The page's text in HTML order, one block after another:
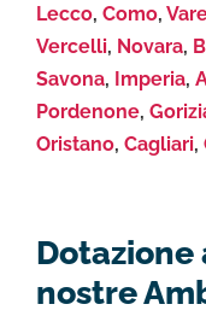
Lecco, Como,
Vercelli, Novara,
Savona, Imperia,
Pordenone,
Oristano, Cagliari,
nostre